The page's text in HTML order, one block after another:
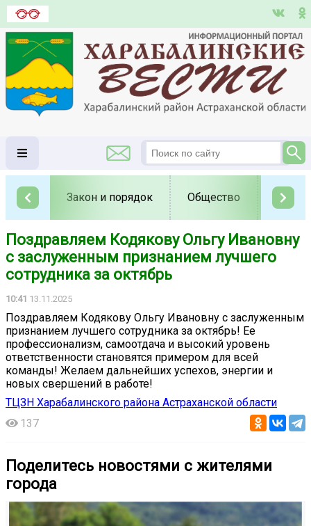
Закон и порядок Общество
Поздравляем Кодякову Ольгу Ивановну
с заслуженным признанием лучшего
сотрудника за октябрь
10:41 13.11.2025
Поздравляем Кодякову Ольгу Ивановну с заслуженным
признанием лучшего сотрудника за октябрь! Ее
профессионализм, самоотдача и высокий уровень
ответственности становятся примером для всей
команды! Желаем дальнейших успехов, энергии и
новых свершений в работе!
ТЦЗН Харабалинского района Астраханской области
137
Поделитесь новостями с жителями
города